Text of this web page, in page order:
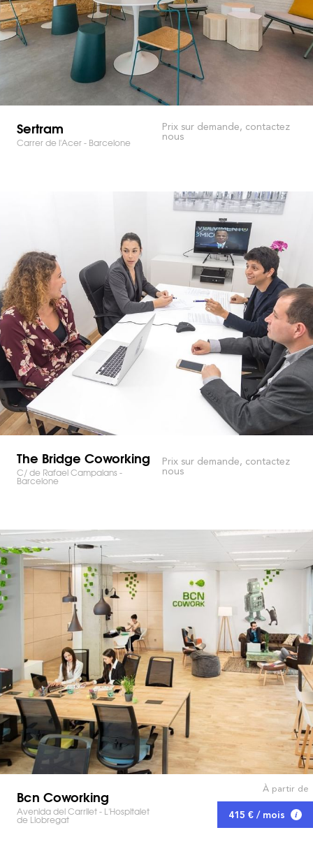
Sertram
Carrer de l'Acer - Barcelone
Prix sur demande, contactez
nous
The Bridge Coworking
C/ de Rafael Campalans -
Barcelone
Prix sur demande, contactez
nous
Bcn Coworking
Avenida del Carrilet - L'Hospitalet
de Llobregat
À partir de
415 € / mois